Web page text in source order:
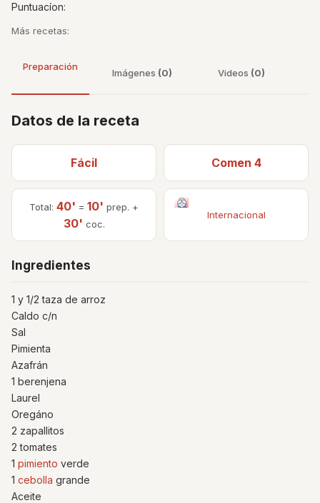
Puntuacíon:
Más recetas:
Preparación
Imágenes (0) Videos (0)
Datos de la receta
Fácil Comen 4
Total: 40' = 10' prep. +
30' coc.
Internacional
Ingredientes
1 y 1/2 taza de arroz
Caldo c/n
Sal
Pimienta
Azafrán
1 berenjena
Laurel
Oregáno
2 zapallitos
2 tomates
1 pimiento verde
1 cebolla grande
Aceite